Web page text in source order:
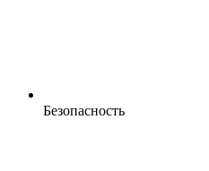
Безопасность